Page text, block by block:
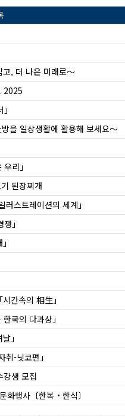
, 더 나은 미래로～
2025
을 일상생활에 활용해 보세요～
리」
된장찌개
스트레이션의 세계」
」
」
간속의 相生」
국의 다과상」
」
-닛코편」
생 모집
화행사〔한복・한식〕